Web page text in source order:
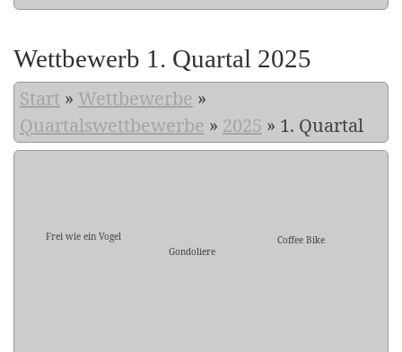
Wettbewerb 1. Quartal 2025
Start » Wettbewerbe »
Quartalswettbewerbe » 2025 » 1. Quartal
Frei wie ein Vogel
Gondoliere
Coffee Bike